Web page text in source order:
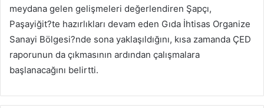
meydana gelen gelişmeleri değerlendiren Şapçı,
Paşayiğit?te hazırlıkları devam eden Gıda İhtisas Organize
Sanayi Bölgesi?nde sona yaklaşıldığını, kısa zamanda ÇED
raporunun da çıkmasının ardından çalışmalara
başlanacağını belirtti.